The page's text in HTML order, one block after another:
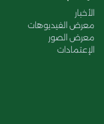
الأخبار
معرض الفيديوهات
معرض الصور
الإعتمادات